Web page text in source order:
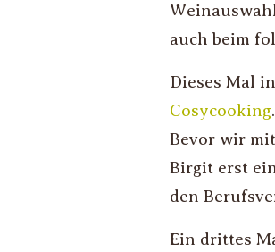
auch beim
Dieses Mal
Cosycooking
Bevor wir
Birgit erst
den
Ein drittes